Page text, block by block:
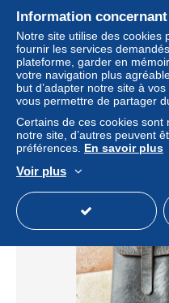
A voir petit
±
Statut
Information
Notre site utilise des cookies
fournir les services
plateforme, garder en
votre navigation plus
but d’adapter notre site à
vous permettre de partager
Certains de ces cookies
notre site, d’autres peuvent
préférences. En savoir plus
Voir plus